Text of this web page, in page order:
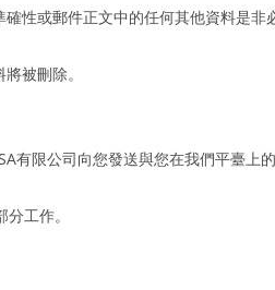
性或郵件正文中的任何其他資料是非
被刪除。
公司向您發送與您在我們平臺上的
工作。